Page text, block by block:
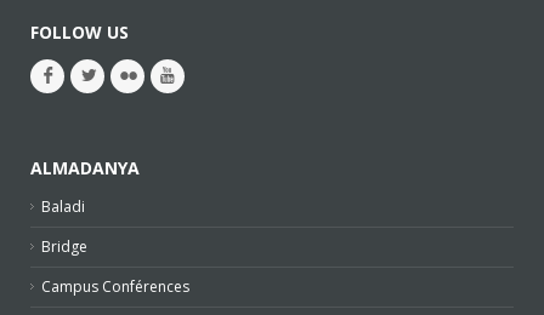
FOLLOW US
ALMADANYA
Baladi
Bridge
Campus Conférences